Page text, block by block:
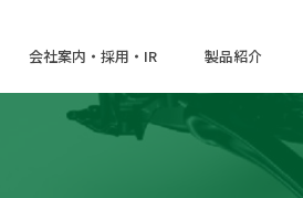
会社案内・採用・IR 製品紹介